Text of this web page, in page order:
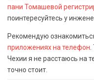
пани Томашевой
поинтересуйтесь у
Рекомендую
приложениях на телефон
Чехии я не расстаюсь на
точно стоит.